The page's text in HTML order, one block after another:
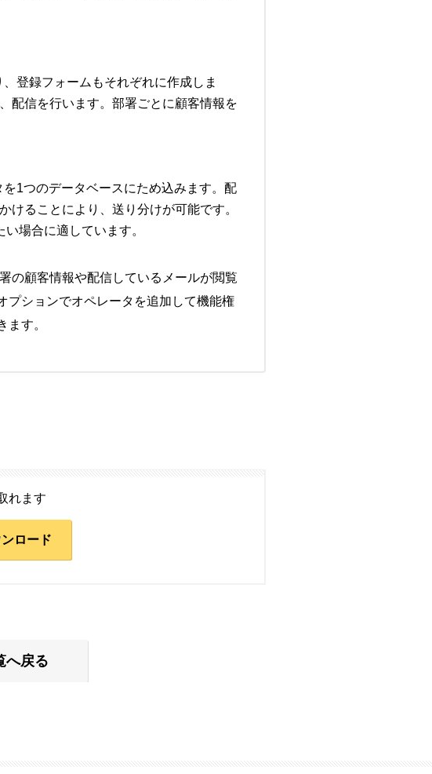
登録フォームもそれぞれに作成しま
配信を行います。部署ごとに顧客情報を
1つのデータベースにため込みます。配
けることにより、送り分けが可能です。
場合に適しています。
の顧客情報や配信しているメールが閲覧
プションでオペレータを追加して機能権
ます。
れます
ロード
へ戻る